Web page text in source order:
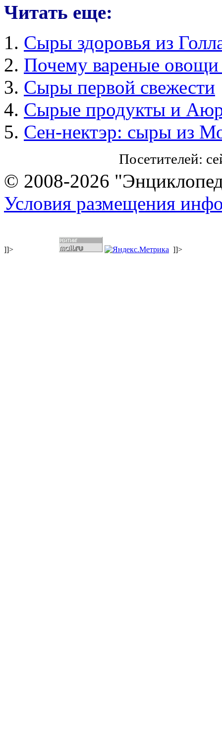
Читать еще:
Сыры здоровья из
Почему вареные овощи
Сыры первой свежести
Сырые продукты и
Сен-нектэр: сыры из
Посетителей:
© 2008-2026
Условия размещения
]]> ]]>